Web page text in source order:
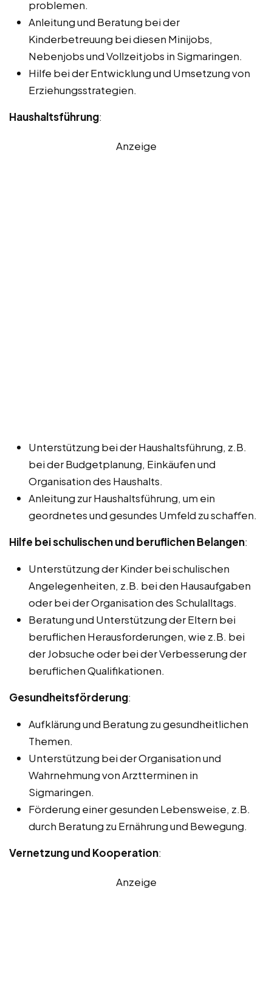
problemen.
Anleitung und Beratung bei der
Kinderbetreuung bei diesen Minijobs,
Nebenjobs und Vollzeitjobs in Sigmaringen.
Hilfe bei der Entwicklung und Umsetzung von
Erziehungsstrategien.
Haushaltsführung:
Anzeige
Unterstützung bei der Haushaltsführung, z.B.
bei der Budgetplanung, Einkäufen und
Organisation des Haushalts.
Anleitung zur Haushaltsführung, um ein
geordnetes und gesundes Umfeld zu schaffen.
Hilfe bei schulischen und beruflichen Belangen:
Unterstützung der Kinder bei schulischen
Angelegenheiten, z.B. bei den Hausaufgaben
oder bei der Organisation des Schulalltags.
Beratung und Unterstützung der Eltern bei
beruflichen Herausforderungen, wie z.B. bei
der Jobsuche oder bei der Verbesserung der
beruflichen Qualifikationen.
Gesundheitsförderung:
Aufklärung und Beratung zu gesundheitlichen
Themen.
Unterstützung bei der Organisation und
Wahrnehmung von Arztterminen in
Sigmaringen.
Förderung einer gesunden Lebensweise, z.B.
durch Beratung zu Ernährung und Bewegung.
Vernetzung und Kooperation:
Anzeige